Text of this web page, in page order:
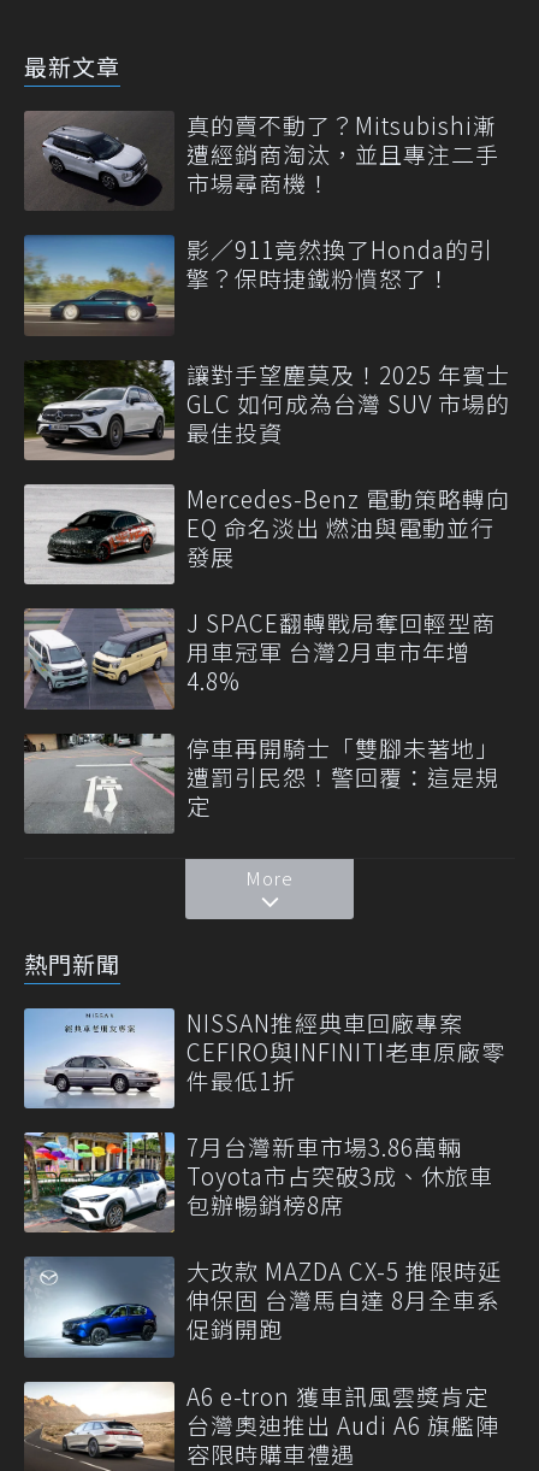
最新文章
真的賣不動了？Mitsubishi漸
遭經銷商淘汰，並且專注二手
市場尋商機！
影／911竟然換了Honda的引
擎？保時捷鐵粉憤怒了！
讓對手望塵莫及！2025 年賓士
GLC 如何成為台灣 SUV 市場的
最佳投資
Mercedes-Benz 電動策略轉向
EQ 命名淡出 燃油與電動並行
發展
J SPACE翻轉戰局奪回輕型商
用車冠軍 台灣2月車市年增
4.8%
停車再開騎士「雙腳未著地」
遭罰引民怨！警回覆：這是規
定
More
熱門新聞
NISSAN推經典車回廠專案
CEFIRO與INFINITI老車原廠零
件最低1折
7月台灣新車市場3.86萬輛
Toyota市占突破3成、休旅車
包辦暢銷榜8席
大改款 MAZDA CX-5 推限時延
伸保固 台灣馬自達 8月全車系
促銷開跑
A6 e-tron 獲車訊風雲獎肯定
台灣奧迪推出 Audi A6 旗艦陣
容限時購車禮遇